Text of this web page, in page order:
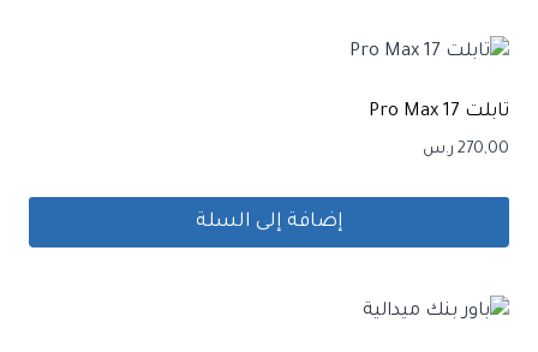
تابلت 17 Pro Max
270,00 ر.س
إضافة إلى السلة